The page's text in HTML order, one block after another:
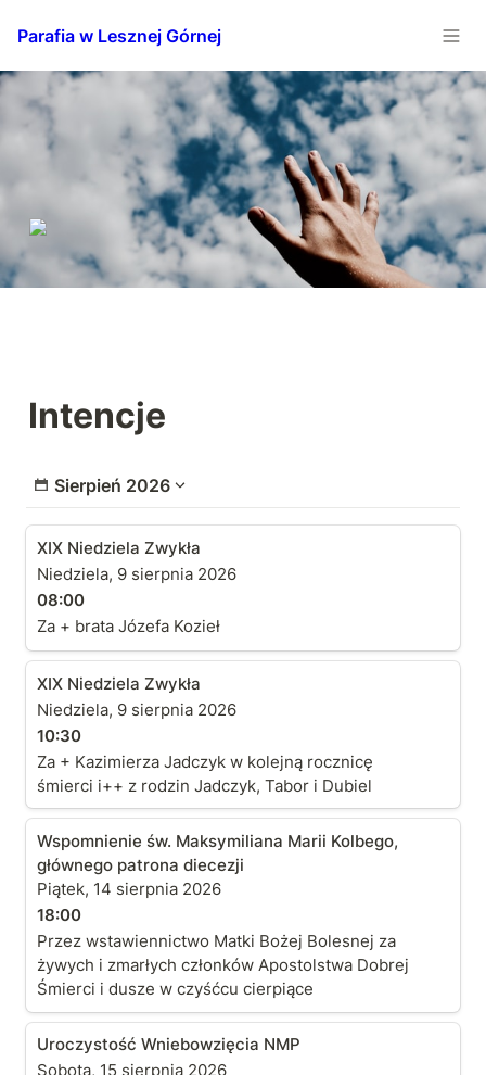
Parafia w Lesznej Górnej
Intencje
Sierpień 2026
XIX Niedziela Zwykła
XIX Niedziela Zwykła
Niedziela, 9 sierpnia 2026
08:00
Za + brata Józefa Kozieł
XIX Niedziela Zwykła
XIX Niedziela Zwykła
Niedziela, 9 sierpnia 2026
10:30
Za + Kazimierza Jadczyk w kolejną rocznicę
śmierci i++ z rodzin Jadczyk, Tabor i Dubiel
Wspomnienie św. Maksymiliana Marii Kolbego,
głównego patrona diecezji
Wspomnienie św. Maksymiliana Marii Kolbego,
głównego patrona diecezji
Piątek, 14 sierpnia 2026
18:00
Przez wstawiennictwo Matki Bożej Bolesnej za
żywych i zmarłych członków Apostolstwa Dobrej
Śmierci i dusze w czyśćcu cierpiące
Uroczystość Wniebowzięcia NMP
Uroczystość Wniebowzięcia NMP
Sobota, 15 sierpnia 2026